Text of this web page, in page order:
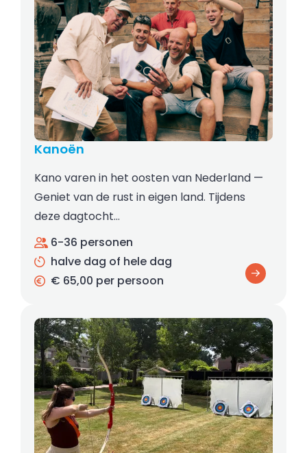
Kanoën
Kano varen in het oosten van Nederland —
Geniet van de rust in eigen land. Tijdens
deze dagtocht…
6-36 personen
halve dag of hele dag
€ 65,00 per persoon